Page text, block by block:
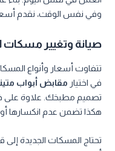
وفي نفس الوقت، نقدم
صيانة وتغيير مسكات
تتفاوت أسعار وأنواع
في اختيار مقابض أبواب
تصميم مطبخك. علاوة على
هكذا تضمن عدم انكسارها أو
تحتاج المسكات الجديدة